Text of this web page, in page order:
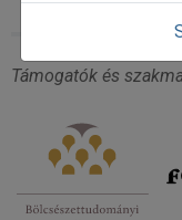
Támogatók és